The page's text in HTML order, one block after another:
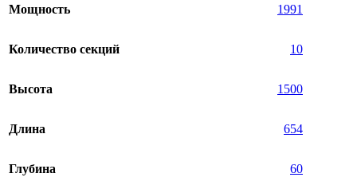
Мощность
1991
Количество секций 10
Высота 1500
Длина 654
Глубина 60